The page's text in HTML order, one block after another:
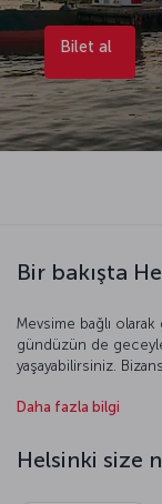
Bilet al
Bir bakışta
Mevsime bağlı
gündüzün de
yaşayabilirsiniz.
Helsinki’nin tarih ve
makinelerinize
Kuzey mutfağının
Daha fazla bilgi
Helsinki size